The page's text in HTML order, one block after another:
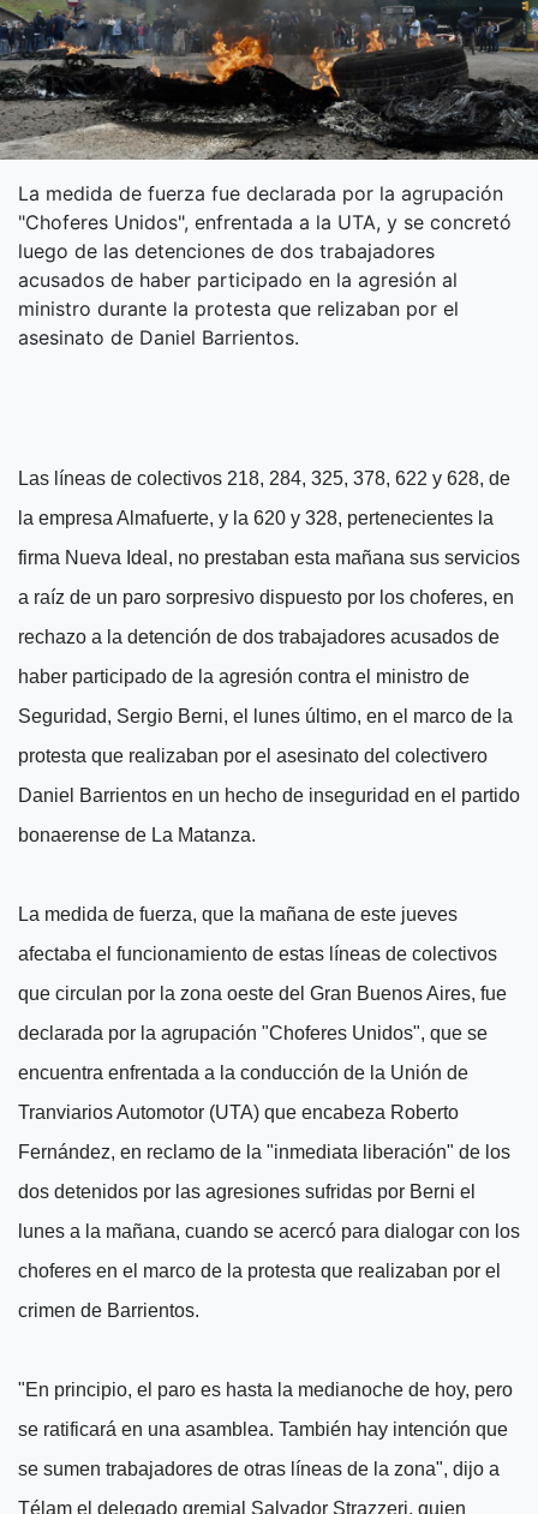
La medida de fuerza fue declarada por la agrupación
"Choferes Unidos", enfrentada a la UTA, y se concretó
luego de las detenciones de dos trabajadores
acusados de haber participado en la agresión al
ministro durante la protesta que relizaban por el
asesinato de Daniel Barrientos.
Las líneas de colectivos 218, 284, 325, 378, 622 y 628, de
la empresa Almafuerte, y la 620 y 328, pertenecientes la
firma Nueva Ideal, no prestaban esta mañana sus servicios
a raíz de un paro sorpresivo dispuesto por los choferes, en
rechazo a la detención de dos trabajadores acusados de
haber participado de la agresión contra el ministro de
Seguridad, Sergio Berni, el lunes último, en el marco de la
protesta que realizaban por el asesinato del colectivero
Daniel Barrientos en un hecho de inseguridad en el partido
bonaerense de La Matanza.
La medida de fuerza, que la mañana de este jueves
afectaba el funcionamiento de estas líneas de colectivos
que circulan por la zona oeste del Gran Buenos Aires, fue
declarada por la agrupación "Choferes Unidos", que se
encuentra enfrentada a la conducción de la Unión de
Tranviarios Automotor (UTA) que encabeza Roberto
Fernández, en reclamo de la "inmediata liberación" de los
dos detenidos por las agresiones sufridas por Berni el
lunes a la mañana, cuando se acercó para dialogar con los
choferes en el marco de la protesta que realizaban por el
crimen de Barrientos.
"En principio, el paro es hasta la medianoche de hoy, pero
se ratificará en una asamblea. También hay intención que
se sumen trabajadores de otras líneas de la zona", dijo a
Télam el delegado gremial Salvador Strazzeri, quien